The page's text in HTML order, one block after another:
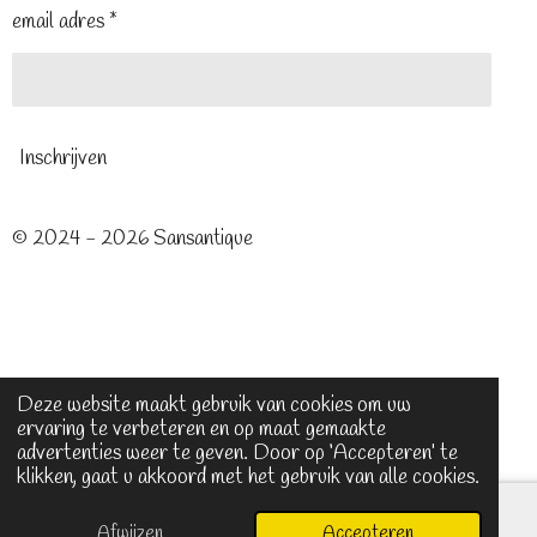
Deze website maakt gebruik van cookies om uw
ervaring te verbeteren en op maat gemaakte
advertenties weer te geven. Door op ‘Accepteren’ te
klikken, gaat u akkoord met het gebruik van alle cookies.
email adres *
Inschrijven
© 2024 - 2026 Sansantique